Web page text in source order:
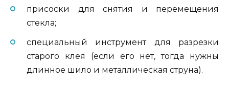
присоски для снятия и перемещения
стекла;
специальный инструмент для разрезки
старого клея (если его нет, тогда нужны
длинное шило и металлическая струна).